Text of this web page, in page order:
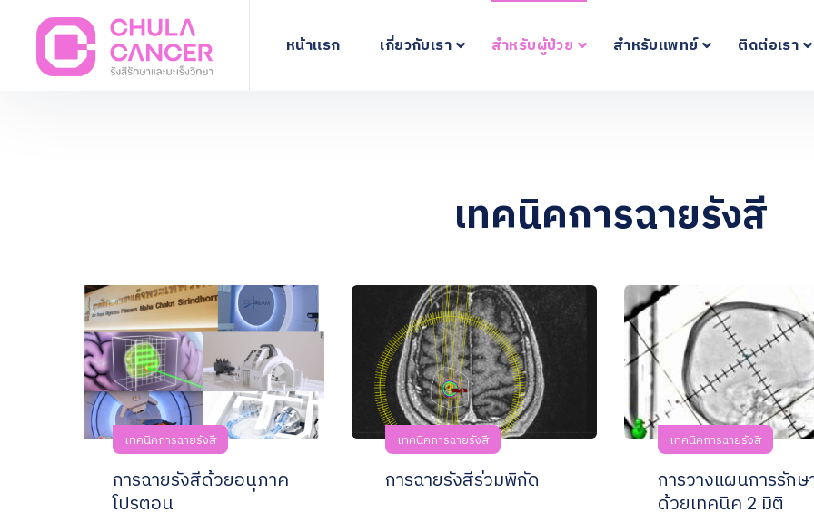
หน้าแรก เกี่ยวกับเรา สำหรับผู้ป่วย สำหรับแพทย์ ติดต่อเรา
เทคนิคการฉายรังสี
เทคนิคการฉายรังสี
การฉายรังสีด้วยอนุภาค
โปรตอน
เทคนิคการฉายรังสี
การฉายรังสีร่วมพิกัด
เทคนิคการฉายรังสี
การวางแผนการรักษ
ด้วยเทคนิค 2 มิติ